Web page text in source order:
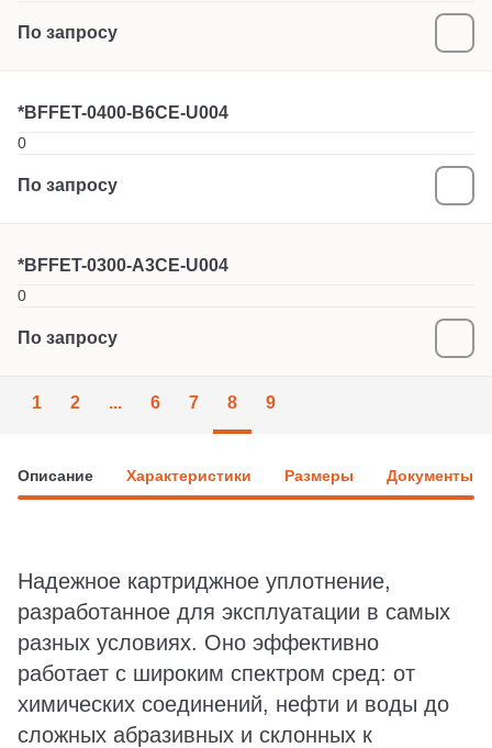
По запросу
*BFFET-0400-B6CE-U004
0
По запросу
*BFFET-0300-A3CE-U004
0
По запросу
1 2 ... 6 7 8 9
Описание Характеристики Размеры Документы
Надежное картриджное уплотнение,
разработанное для эксплуатации в самых
разных условиях. Оно эффективно
работает с широким спектром сред: от
химических соединений, нефти и воды до
сложных абразивных и склонных к